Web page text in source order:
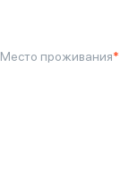
Место проживания*